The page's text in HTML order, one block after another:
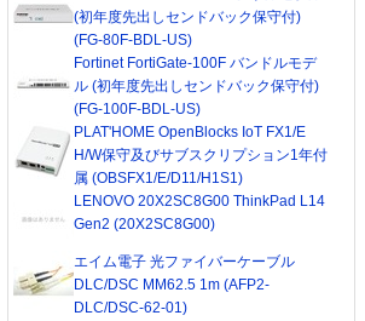
(初年度先出しセンドバック保守付)
(FG-80F-BDL-US)
Fortinet FortiGate-100F バンドルモデ
ル (初年度先出しセンドバック保守付)
(FG-100F-BDL-US)
PLAT'HOME OpenBlocks IoT FX1/E
H/W保守及びサブスクリプション1年付
属 (OBSFX1/E/D11/H1S1)
LENOVO 20X2SC8G00 ThinkPad L14
Gen2 (20X2SC8G00)
エイム電子 光ファイバーケーブル
DLC/DSC MM62.5 1m (AFP2-
DLC/DSC-62-01)